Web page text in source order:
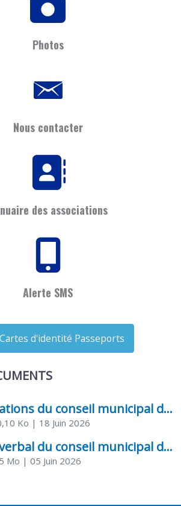
Photos
Nous contacter
des associations
Alerte SMS
Cartes d'identité Passeports
Délibérations du conseil municipal du 18 juin 2026
Ko | 18 Juin 2026
Procès verbal du conseil municipal du 05 juin 2026
Mo | 05 Juin 2026